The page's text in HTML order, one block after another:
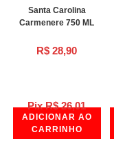
Pix R$26,01
Santa Carolina
Carmenere 750 ML
R$ 28,90
ADICIONAR AO
CARRINHO